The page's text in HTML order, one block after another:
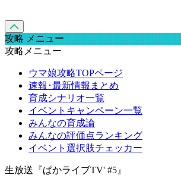
攻略 メニュー
攻略メニュー
ウマ娘攻略TOPページ
速報･最新情報まとめ
育成シナリオ一覧
イベントキャンペーン一覧
みんなの育成論
みんなの評価点ランキング
イベント選択肢チェッカー
生放送『ぱかライブTV' #5』